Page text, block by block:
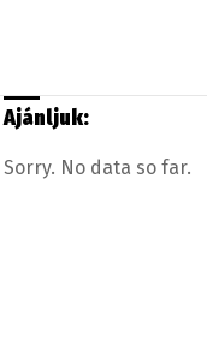
Ajánljuk:
Sorry. No data so far.